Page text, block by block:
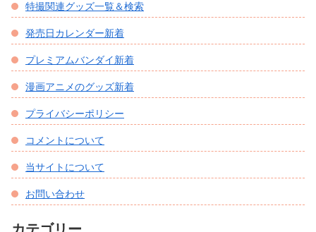
特撮関連グッズ一覧＆検索
発売日カレンダー新着
プレミアムバンダイ新着
漫画アニメのグッズ新着
プライバシーポリシー
コメントについて
当サイトについて
お問い合わせ